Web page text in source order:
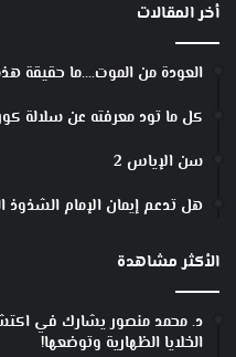
أخر المقالات
العودة من الموت….ما حقيقة
كل ما تود معرفته عن سلالة
سن الإياس 2
هل تدعم إيمان الإمام الشذوذ
الأكثر مشاهدة
د. محمد منصور يشارك في
الخلايا الظهارية وتوضعها!